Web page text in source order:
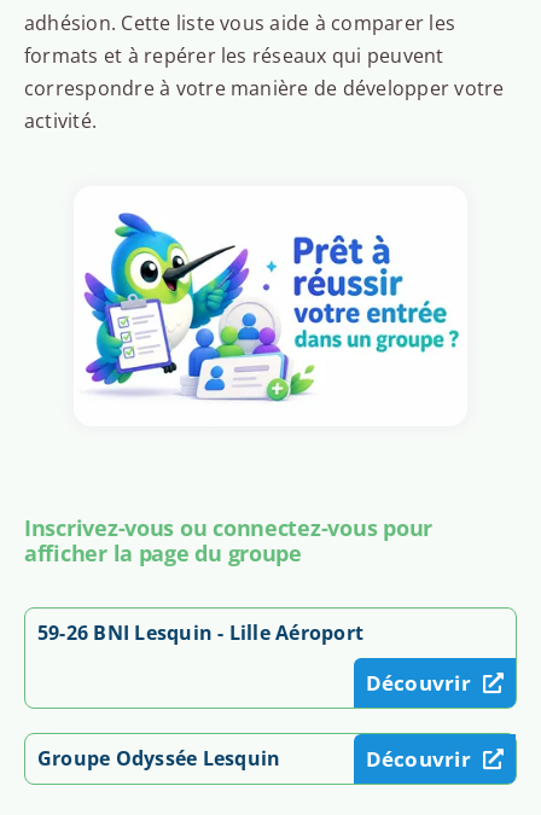
adhésion. Cette liste vous aide à comparer les
formats et à repérer les réseaux qui peuvent
correspondre à votre manière de développer votre
activité.
Inscrivez-vous ou connectez-vous pour
afficher la page du groupe
59-26 BNI Lesquin - Lille Aéroport
Découvrir
Groupe Odyssée Lesquin Découvrir